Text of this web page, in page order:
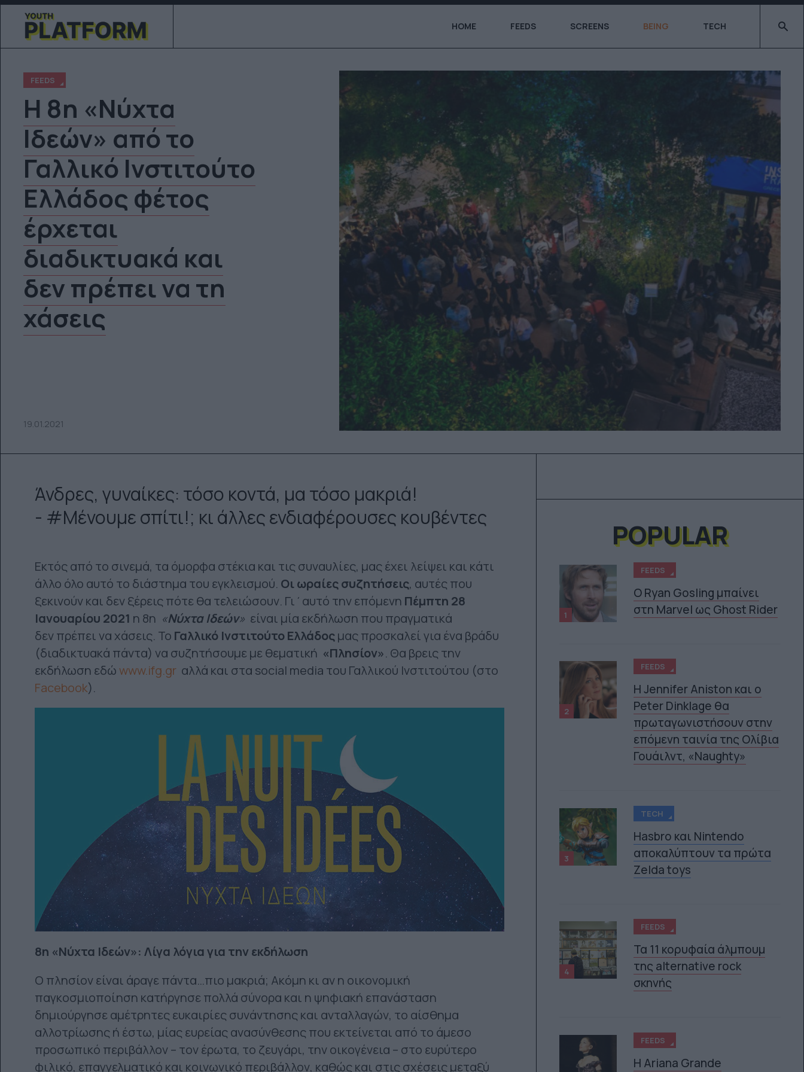
HOME FEEDS SCREENS BEING TECH Type
FEEDS
Η 8η «Νύχτα
Ιδεών» από το
Γαλλικό Ινστιτούτο
Ελλάδος φέτος
έρχεται
διαδικτυακά και
δεν πρέπει να τη
χάσεις
19.01.2021
Άνδρες, γυναίκες: τόσο κοντά, μα τόσο μακριά!
- #Μένουμε σπίτι!; κι άλλες ενδιαφέρουσες κουβέντες
Εκτός από το σινεμά, τα όμορφα στέκια και τις συναυλίες, μας έχει λείψει και κάτι
άλλο όλο αυτό το διάστημα του εγκλεισμού. Οι ωραίες συζητήσεις, αυτές που
ξεκινούν και δεν ξέρεις πότε θα τελειώσουν. Γι΄αυτό την επόμενη Πέμπτη 28
Ιανουαρίου 2021 η 8η «Νύχτα Ιδεών» είναι μία εκδήλωση που πραγματικά
δεν πρέπει να χάσεις. Το Γαλλικό Ινστιτούτο Ελλάδοςμας προσκαλεί για ένα βράδυ
(διαδικτυακά πάντα) να συζητήσουμε με θεματική «Πλησίον». Θα βρεις την
εκδήλωση εδώwww.ifg.gr αλλά και στα social media του Γαλλικού Ινστιτούτου (στο
Facebook).
8η «Νύχτα Ιδεών»: Λίγα λόγια για την εκδήλωση
Ο πλησίον είναι άραγε πάντα…πιο μακριά; Ακόμη κι αν η οικονομική
παγκοσμιοποίηση κατήργησε πολλά σύνορα και η ψηφιακή επανάσταση
δημιούργησε αμέτρητες ευκαιρίες συνάντησης και ανταλλαγών, το αίσθημα
αλλοτρίωσης ή έστω, μίας ευρείας ανασύνθεσης που εκτείνεται από το άμεσο
προσωπικό περιβάλλον – τον έρωτα, το ζευγάρι, την οικογένεια – στο ευρύτερο
φιλικό, επαγγελματικό και κοινωνικό περιβάλλον, καθώς και στις σχέσεις μεταξύ
POPULAR
1
FEEDS
Ο Ryan Gosling μπαίνει
στη Marvel ως Ghost Rider
2
FEEDS
Η Jennifer Aniston και ο
Peter Dinklage θα
πρωταγωνιστήσουν στην
επόμενη ταινία της Ολίβια
Γουάιλντ, «Naughty»
3
TECH
Hasbro και Nintendo
αποκαλύπτουν τα πρώτα
Zelda toys
4
FEEDS
Τα 11 κορυφαία άλμπουμ
της alternative rock
σκηνής
FEEDS
Η Ariana Grande